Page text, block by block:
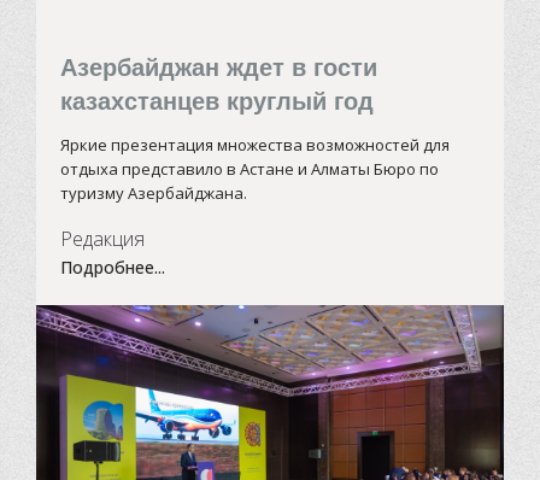
Азербайджан ждет в гости
казахстанцев круглый год
Яркие презентация множества возможностей для
отдыха представило в Астане и Алматы Бюро по
туризмуАзербайджана.
Редакция
Подробнее...